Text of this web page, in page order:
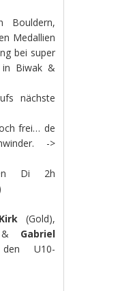
Bouldern,
Medallien
bei super
in Biwak &
nächste
frei… de
->
Di 2h
(Gold),
& Gabriel
U10-